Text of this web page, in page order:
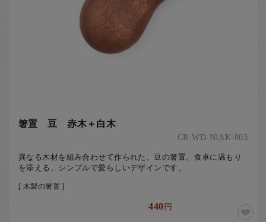
箸置 豆 赤木＋白木
CR-WD-NIAK-003
異なる木材を組み合わせて作られた、豆の箸置。食卓に温もり
を添える、シンプルで愛らしいデザインです。
[ 木製の箸置 ]
440円